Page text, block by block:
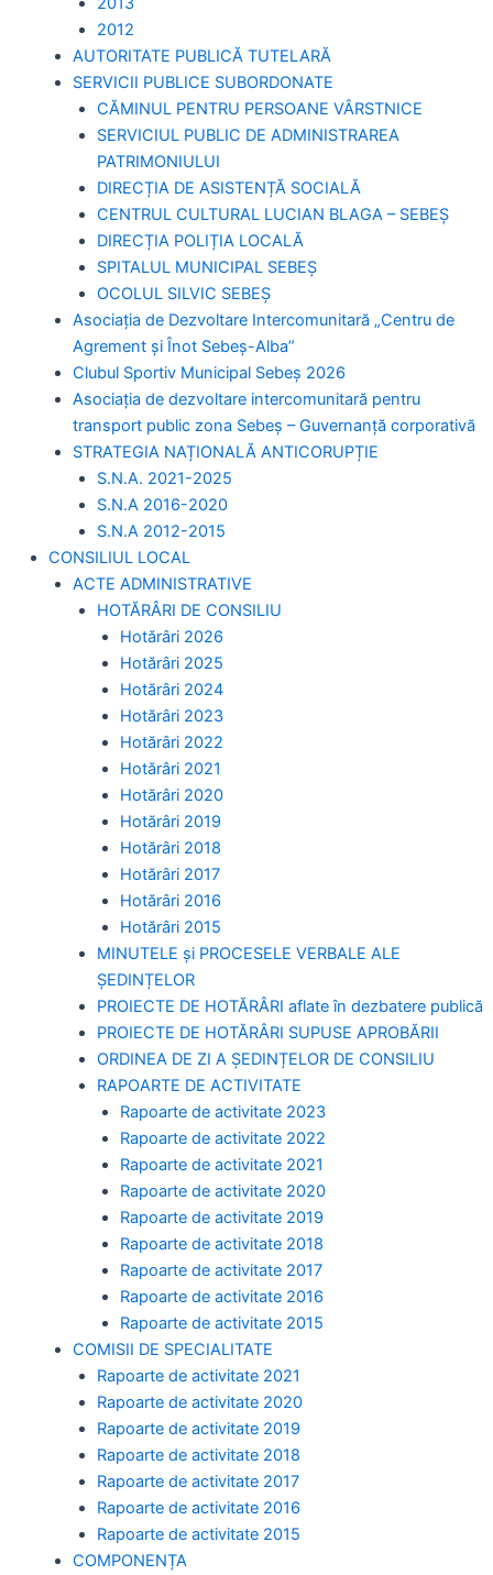
2012
AUTORITATE PUBLICĂ TUTELARĂ
SERVICII PUBLICE SUBORDONATE
CĂMINUL PENTRU PERSOANE VÂRSTNICE
SERVICIUL PUBLIC DE ADMINISTRAREA
PATRIMONIULUI
DIRECȚIA DE ASISTENȚĂ SOCIALĂ
CENTRUL CULTURAL LUCIAN BLAGA – SEBEȘ
DIRECȚIA POLIȚIA LOCALĂ
SPITALUL MUNICIPAL SEBEȘ
OCOLUL SILVIC SEBEȘ
Asociația de Dezvoltare Intercomunitară „Centru de
Agrement și Înot Sebeș-Alba”
Clubul Sportiv Municipal Sebeș 2026
Asociația de dezvoltare intercomunitară pentru
transport public zona Sebeș – Guvernanță corporativă
STRATEGIA NAȚIONALĂ ANTICORUPȚIE
S.N.A. 2021-2025
S.N.A 2016-2020
S.N.A 2012-2015
CONSILIUL LOCAL
ACTE ADMINISTRATIVE
HOTĂRÂRI DE CONSILIU
Hotărâri 2026
Hotărâri 2025
Hotărâri 2024
Hotărâri 2023
Hotărâri 2022
Hotărâri 2021
Hotărâri 2020
Hotărâri 2019
Hotărâri 2018
Hotărâri 2017
Hotărâri 2016
Hotărâri 2015
MINUTELE și PROCESELE VERBALE ALE
ȘEDINȚELOR
PROIECTE DE HOTĂRÂRI aflate în dezbatere publică
PROIECTE DE HOTĂRÂRI SUPUSE APROBĂRII
ORDINEA DE ZI A ȘEDINȚELOR DE CONSILIU
RAPOARTE DE ACTIVITATE
Rapoarte de activitate 2023
Rapoarte de activitate 2022
Rapoarte de activitate 2021
Rapoarte de activitate 2020
Rapoarte de activitate 2019
Rapoarte de activitate 2018
Rapoarte de activitate 2017
Rapoarte de activitate 2016
Rapoarte de activitate 2015
COMISII DE SPECIALITATE
Rapoarte de activitate 2021
Rapoarte de activitate 2020
Rapoarte de activitate 2019
Rapoarte de activitate 2018
Rapoarte de activitate 2017
Rapoarte de activitate 2016
Rapoarte de activitate 2015
COMPONENȚA